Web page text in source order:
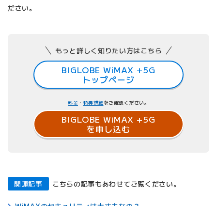
ださい。
もっと詳しく知りたい方はこちら
BIGLOBE WiMAX +5G
トップページ
料金 ・ 特典詳細をご確認ください。
BIGLOBE WiMAX +5G
を申し込む
関連記事 こちらの記事もあわせてご覧ください。